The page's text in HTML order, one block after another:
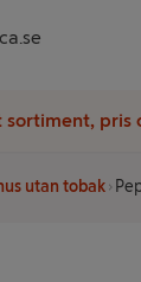
pris
utan tobak